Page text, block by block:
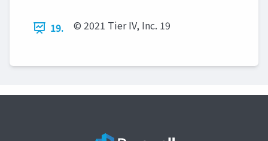
19. © 2021 Tier IV, Inc. 19